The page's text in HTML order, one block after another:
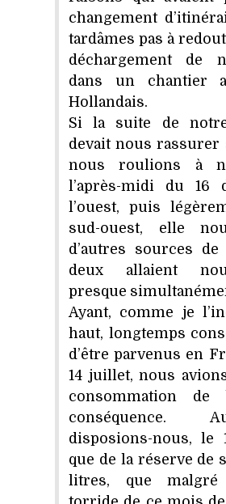
changement
tardâmes pas à
déchargement de
dans un chantier
Hollandais.
Si la suite de
devait nous rassurer
nous roulions à
l’après-midi du 16
l’ouest, puis
sud-ouest, elle
d’autres sources
deux allaient
presque
Ayant, comme je
haut, longtemps
d’être parvenus en
14 juillet, nous
consommation de
conséquence.
disposions-nous, le
que de la réserve de
litres, que